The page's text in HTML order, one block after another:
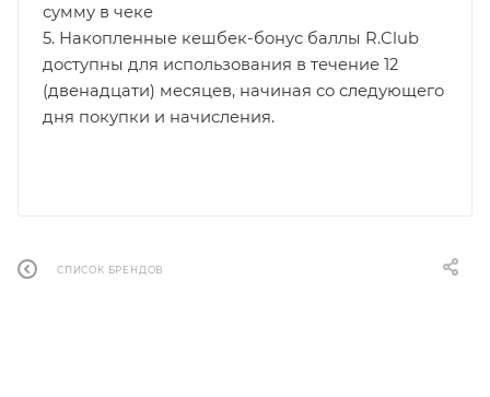
сумму в чеке
5. Накопленные кешбек-бонус баллы R.Club
доступны для использования в течение 12
(двенадцати) месяцев, начиная со следующего
дня покупки и начисления.
СПИСОК БРЕНДОВ